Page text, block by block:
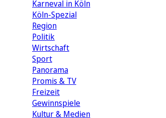
Karneval in Köln
Köln-Spezial
Region
Politik
Wirtschaft
Sport
Panorama
Promis & TV
Freizeit
Gewinnspiele
Kultur & Medien